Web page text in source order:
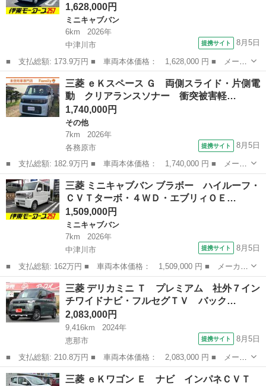
1,628,000円
ミニキャブバン
6km
2026年
中津川市
提携サイト 8月5日
■ 支払総額: 173.9万円 ■ 車両本体価格： 1,628,000 円 ■ メーカ
ー名： 三菱 ■ 車種名： ミニキャブバン ■ グレード名： ブラ
ボー ハイルーフ・ＣＶＴターボ・４ＷＤ・エブリィＯＥＭ・届出済
未使用車...
岐阜 中津川市
三菱 ｅＫスペース Ｇ 両側スライド・片側電
動 クリアランスソナー 衝突被害軽…
1,740,000円
その他
7km
2026年
各務原市
提携サイト 8月5日
■ 支払総額: 182.9万円 ■ 車両本体価格： 1,740,000 円 ■ メーカ
ー名： 三菱 ■ 車種名： ｅＫスペース ■ グレード名： Ｇ 両
側スライド・片側電動 クリアランスソナー 衝突被害軽減システ
ム オート...
岐阜 各務原市 その他
三菱 ミニキャブバン ブラボー ハイルーフ・
ＣＶＴターボ・４ＷＤ・エブリィＯＥ…
1,509,000円
ミニキャブバン
7km
2026年
中津川市
提携サイト 8月5日
■ 支払総額: 162万円 ■ 車両本体価格： 1,509,000 円 ■ メーカー
名： 三菱 ■ 車種名： ミニキャブバン ■ グレード名： ブラボ
ー ハイルーフ・ＣＶＴターボ・４ＷＤ・エブリィＯＥＭ・届出済未
使用車・Ｊ...
岐阜 中津川市 ミニキャブバン
三菱 デリカミニ Ｔ プレミアム 社外７イン
チワイドナビ・フルセグＴＶ バック…
2,083,000円
9,416km
2024年
恵那市
提携サイト 8月5日
■ 支払総額: 210.8万円 ■ 車両本体価格： 2,083,000 円 ■ メーカ
ー名： 三菱 ■ 車種名： デリカミニ ■ グレード名： Ｔ プレ
ミアム 社外７インチワイドナビ・フルセグＴＶ バックカメラ ア
岐阜 恵那市 三菱
三菱 ｅＫワゴン Ｅ ナビ インパネＣＶＴ